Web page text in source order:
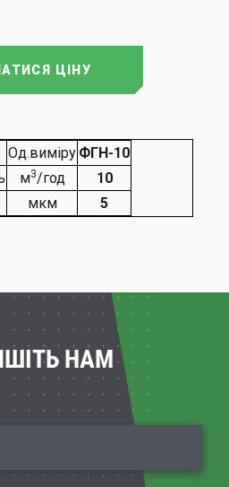
ЦІНУ
Од.виміру ФГН-10
м3/год
10
мкм 5
НАМ